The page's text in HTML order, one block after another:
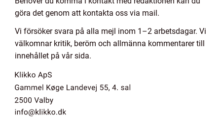
göra det genom att kontakta oss via mail.
Vi försöker svara på alla mejl inom 1–2 arbetsdagar. Vi
välkomnar kritik, beröm och allmänna kommentarer till
innehållet på vår sida.